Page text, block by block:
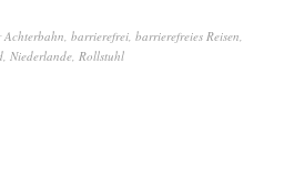
Achterbahn, barrierefrei, barrierefreies Reisen,
, Niederlande, Rollstuhl